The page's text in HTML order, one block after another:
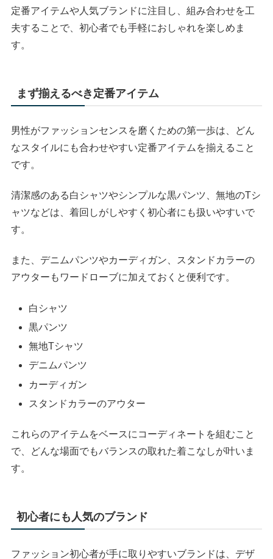
定番アイテムや人気ブランドに注目し、組み合わせを工
夫することで、初心者でも手軽におしゃれを楽しめま
す。
まず揃えるべき定番アイテム
男性がファッションセンスを磨くための第一歩は、どん
なスタイルにも合わせやすい定番アイテムを揃えること
です。
清潔感のある白シャツやシンプルな黒パンツ、無地のTシ
ャツなどは、着回しがしやすく初心者にも扱いやすいで
す。
また、デニムパンツやカーディガン、スタンドカラーの
アウターもワードローブに加えておくと便利です。
白シャツ
黒パンツ
無地Tシャツ
デニムパンツ
カーディガン
スタンドカラーのアウター
これらのアイテムをベースにコーディネートを組むこと
で、どんな場面でもバランスの取れた着こなしが叶いま
す。
初心者にも人気のブランド
ファッション初心者が手に取りやすいブランドは、デザ